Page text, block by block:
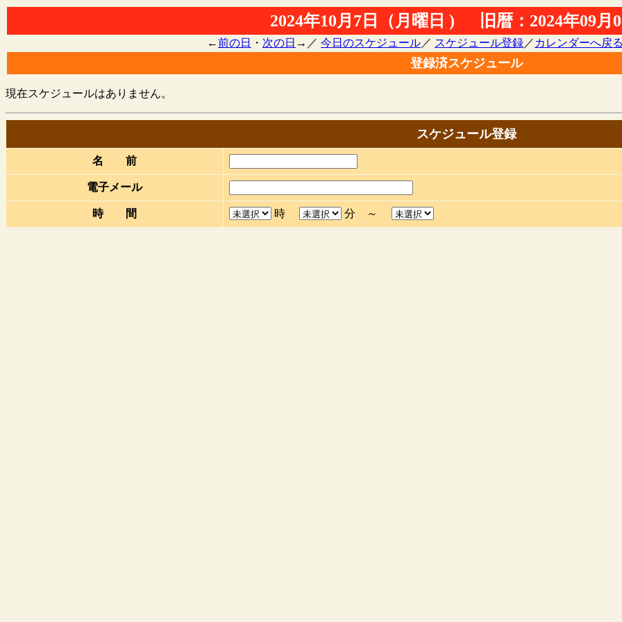
2024年10月7日（月曜日 ) 旧暦：2024年09月
←前の日 ・ 次の日 →／ 今日のスケジュール／ スケジュール登録／ カレンダーへ戻る
登録済スケジュール
現在スケジュールはありません。
スケジュール登録
名 前
電子メール
時 間 時 分 ～